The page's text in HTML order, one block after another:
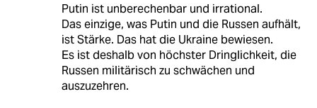
Putin ist unberechenbar und irrational.
Das einzige, was Putin und die Russen aufhält,
ist Stärke. Das hat die Ukraine bewiesen.
Es ist deshalb von höchster Dringlichkeit, die
Russen militärisch zu schwächen und
auszuzehren.